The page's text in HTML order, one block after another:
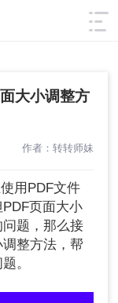
筛选
大小调整方
作者：转转师妹
用PDF文件
页面大小
题，那么接
整方法，帮
。